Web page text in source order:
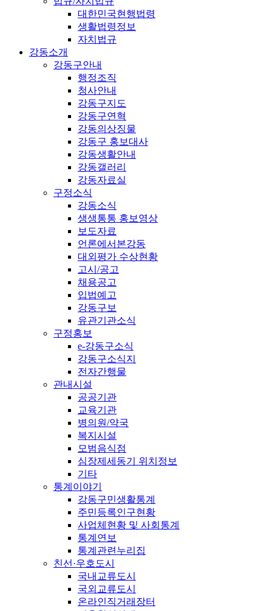
대한민국현행법령
생활법령정보
자치법규
강동소개
강동구안내
행정조직
청사안내
강동구지도
강동구연혁
강동의상징물
강동구 홍보대사
강동생활안내
강동갤러리
강동자료실
구정소식
강동소식
생생통통 홍보영상
보도자료
언론에서본강동
대외평가 수상현황
고시/공고
채용공고
입법예고
강동구보
유관기관소식
구정홍보
e-강동구소식
강동구소식지
전자간행물
관내시설
공공기관
교육기관
병의원/약국
복지시설
모범음식점
심장제세동기 위치정보
기타
통계이야기
강동구민생활통계
주민등록인구현황
사업체현황 및 사회통계
통계연보
통계관련누리집
친선·우호도시
국내교류도시
국외교류도시
온라인직거래장터